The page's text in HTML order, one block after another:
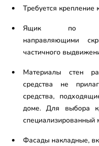
Требуется крепление
Ящик по
направляющими
частичного
Материалы стен
средства не
средства,
доме. Для выбора
специализированный
Фасады накладные,